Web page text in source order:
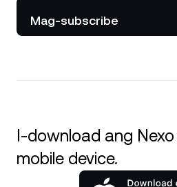
Mag-subscribe
I-download ang
mobile device.